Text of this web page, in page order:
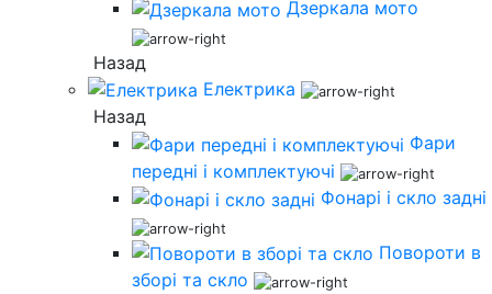
Дзеркала мото
Назад
Електрика
Назад
Фари
передні і комплектуючі
Фонарі і скло задні
Повороти в
зборі та скло